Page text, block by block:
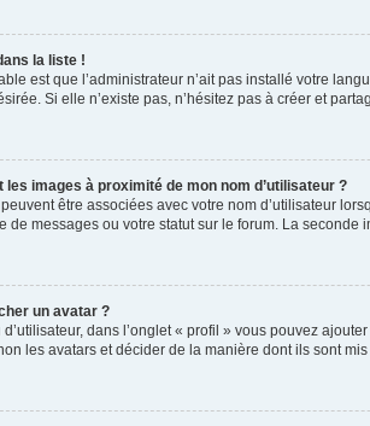
la liste !
est que l’administrateur n’ait pas installé votre
Si elle n’existe pas, n’hésitez pas à créer et
images à proximité de mon nom d’utilisateur ?
être associées avec votre nom d’utilisateur
de messages ou votre statut sur le forum. La
un avatar ?
dans l’onglet « profil » vous pouvez
les avatars et décider de la manière dont ils sont